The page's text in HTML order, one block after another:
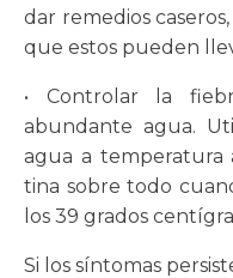
dar remedios
que estos pueden
• Controlar la
abundante agua.
agua a temperatura
tina sobre todo
los 39 grados
Si los síntomas